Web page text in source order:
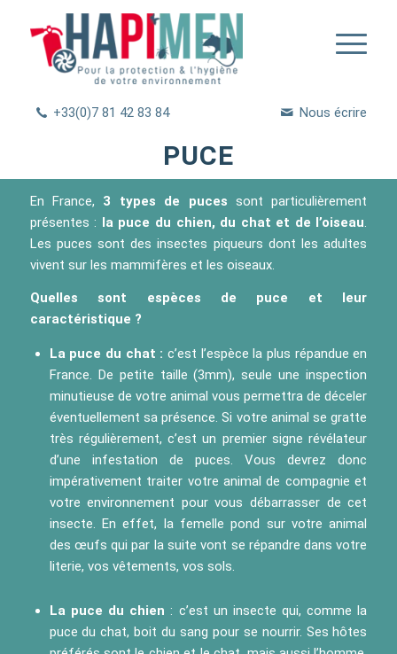
+33(0)7 81 42 83 84 Nous écrire
PUCE
En France, 3 types de puces sont particulièrement
présentes : la puce du chien, du chat et de l’oiseau.
Les puces sont des insectes piqueurs dont les adultes
vivent sur les mammifères et les oiseaux.
Quelles sont espèces de puce et leur
caractéristique ?
La puce du chat : c’est l’espèce la plus répandue en
France. De petite taille (3mm), seule une inspection
minutieuse de votre animal vous permettra de déceler
éventuellement sa présence. Si votre animal se gratte
très régulièrement, c’est un premier signe révélateur
d’une infestation de puces. Vous devrez donc
impérativement traiter votre animal de compagnie et
votre environnement pour vous débarrasser de cet
insecte. En effet, la femelle pond sur votre animal
des œufs qui par la suite vont se répandre dans votre
literie, vos vêtements, vos sols.
La puce du chien : c’est un insecte qui, comme la
puce du chat, boit du sang pour se nourrir. Ses hôtes